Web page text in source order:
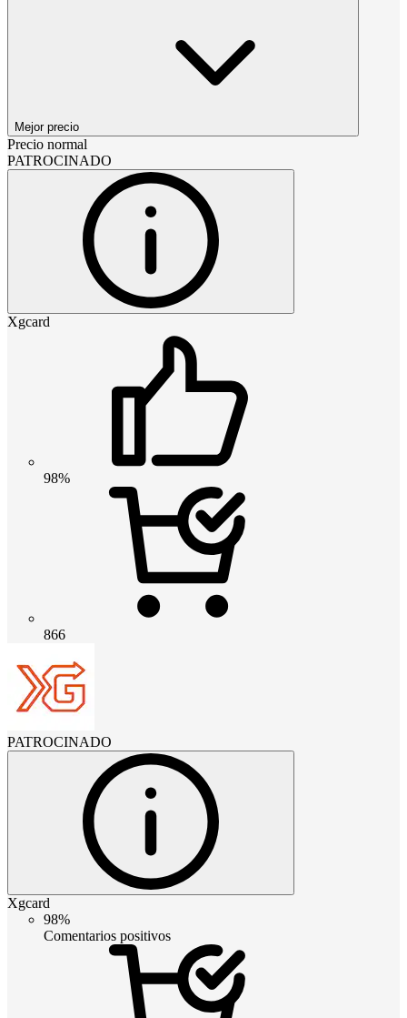
Mejor precio
Precio normal
PATROCINADO
Xgcard
98%
866
PATROCINADO
Xgcard
98%
Comentarios positivos